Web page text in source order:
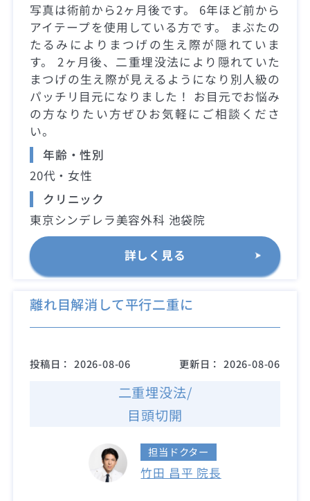
写真は術前から2ヶ月後です。 6年ほど前から
アイテープを使用している方です。 まぶたの
たるみによりまつげの生え際が隠れていま
す。 2ヶ月後、二重埋没法により隠れていた
まつげの生え際が見えるようになり別人級の
パッチリ目元になりました！ お目元でお悩み
の方なりたい方ぜひお気軽にご相談くださ
い。
年齢・性別
20代・女性
クリニック
東京シンデレラ美容外科 池袋院
詳しく見る
離れ目解消して平行二重に
投稿日： 2026-08-06 更新日： 2026-08-06
二重埋没法/
目頭切開
担当ドクター
竹田 昌平 院長